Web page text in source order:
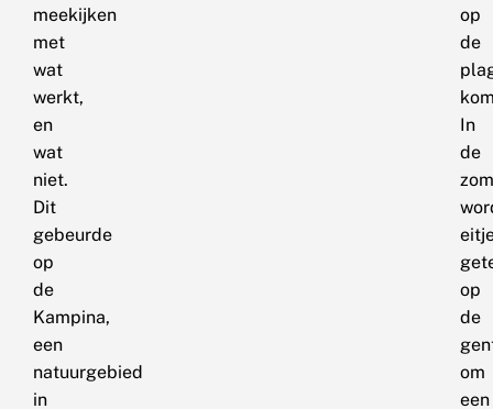
meekijken
met
wat
werkt,
en
wat
niet.
Dit
gebeurde
op
de
Kampina,
een
natuurgebied
in
op
de
In
de
op
de
om
een